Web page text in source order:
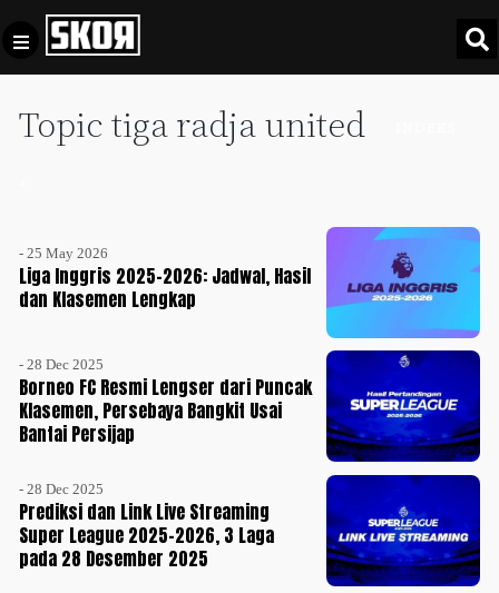
Topic tiga radja united
- 25 May 2026
Liga Inggris 2025-2026: Jadwal, Hasil
dan Klasemen Lengkap
- 28 Dec 2025
Borneo FC Resmi Lengser dari Puncak
Klasemen, Persebaya Bangkit Usai
Bantai Persijap
- 28 Dec 2025
Prediksi dan Link Live Streaming
Super League 2025-2026, 3 Laga
pada 28 Desember 2025
Football +
Sports
Update
+
Indonesia
SKOR
SPECIAL
Video
Privacy
Media
Siber
Tentang
Kami